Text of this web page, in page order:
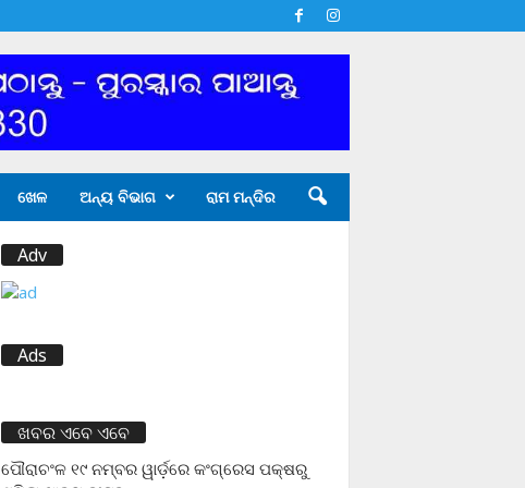
ଖେଳ ଅନ୍ୟ ବିଭାଗ ରାମ ମନ୍ଦିର
Adv
Ads
ଖବର ଏବେ ଏବେ
ପୌରାଚଂଳ ୧୯ ନମ୍ବର ୱାର୍ଡ଼ରେ କଂଗ୍ରେସ ପକ୍ଷରୁ